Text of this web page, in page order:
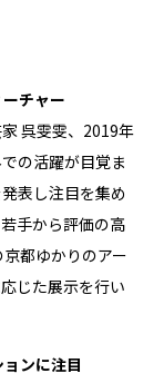
チャー
呉雯雯、2019年
の活躍が目覚ま
表し注目を集め
手から評価の高
都ゆかりのアー
じた展示を行い
ンに注目